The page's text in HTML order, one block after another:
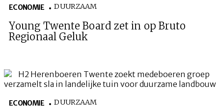
ECONOMIE DUURZAAM
Young Twente Board zet in op Bruto
Regionaal Geluk
ECONOMIE DUURZAAM